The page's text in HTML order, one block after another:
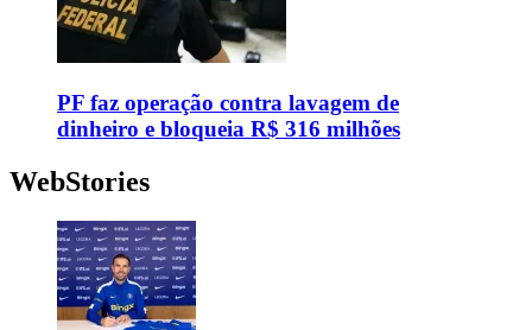
PF faz operação contra lavagem de
dinheiro e bloqueia R$ 316 milhões
WebStories